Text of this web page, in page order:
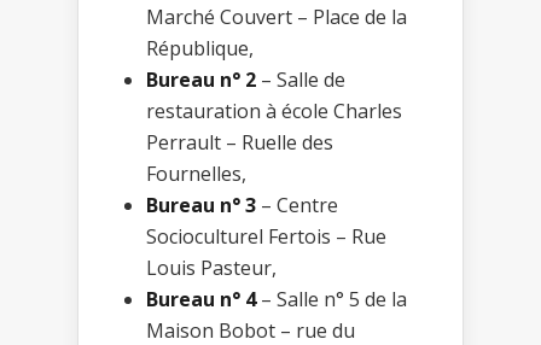
Marché Couvert – Place de la
République,
Bureau n° 2 – Salle de
restauration à école Charles
Perrault – Ruelle des
Fournelles,
Bureau n° 3 – Centre
Socioculturel Fertois – Rue
Louis Pasteur,
Bureau n° 4– Salle n° 5 de la
Maison Bobot – rue du